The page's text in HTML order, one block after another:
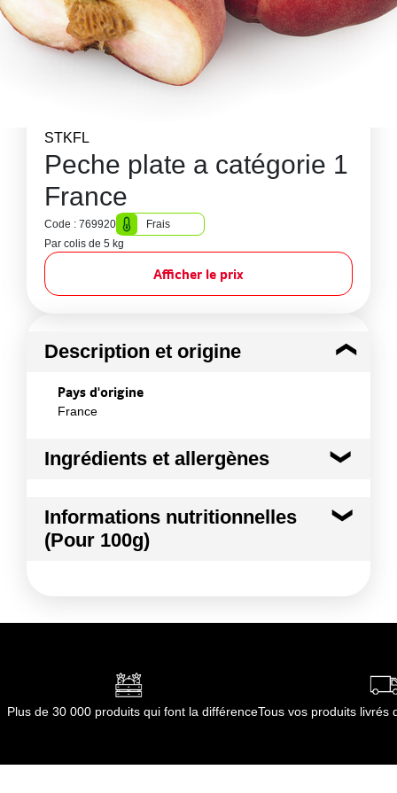
STKFL
Peche plate a catégorie 1
France
Code : 769920
Frais
Par colis de 5 kg
Afficher le prix
Description et origine
Pays d'origine
France
Ingrédients et allergènes
PECHE PLATE
Conformément aux informations transmises
Informations nutritionnelles
(Pour 100g)
Kilojoules 180 kj
dont Acides gras saturés 0.03 g
Plus de 30 000 produits qui font la différenceTous vos produits livrés